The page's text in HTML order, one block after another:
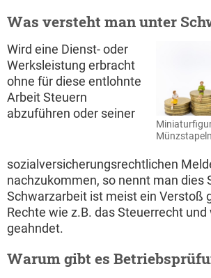
Was versteht man unter
Münzstapeln
Wird eine Dienst- oder
Werksleistung erbracht
ohne für diese entlohnte
Arbeit Steuern
abzuführen oder seiner
sozialversicherungsrechtlichen
nachzukommen, so nennt man dies
Schwarzarbeit ist meist ein Verstoß
Rechte wie z.B. das Steuerrecht
geahndet.
Warum gibt es